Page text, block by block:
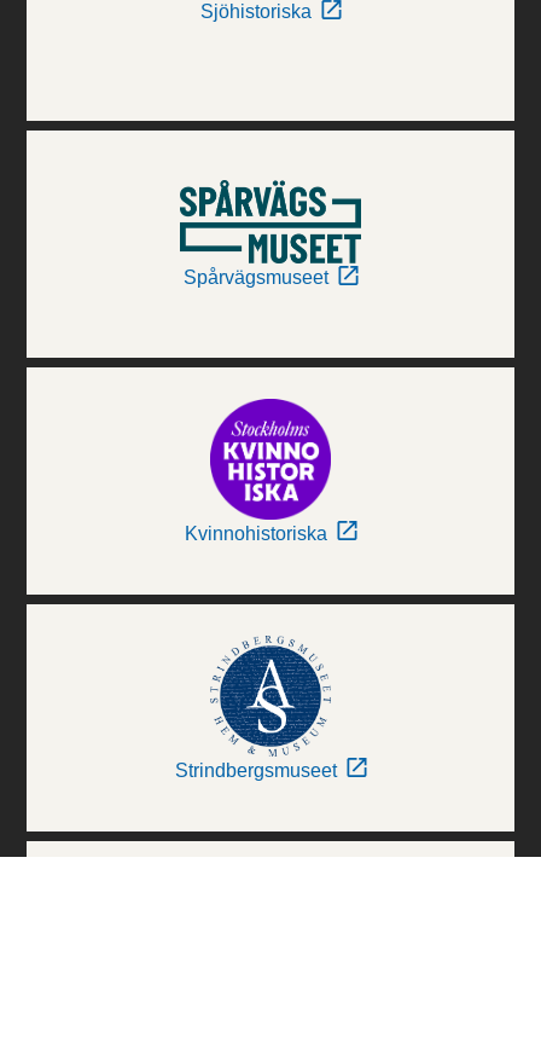
Sjöhistoriska
Spårvägsmuseet
Kvinnohistoriska
Strindbergsmuseet